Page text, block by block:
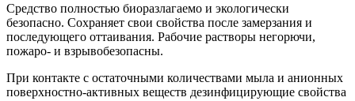
Средство полностью биоразлагаемо и экологически
безопасно. Сохраняет свои свойства после замерзания и
последующего оттаивания. Рабочие растворы негорючи,
пожаро- и взрывобезопасны.
При контакте с остаточными количествами мыла и анионных
поверхностно-активных веществ дезинфицирующие свойства